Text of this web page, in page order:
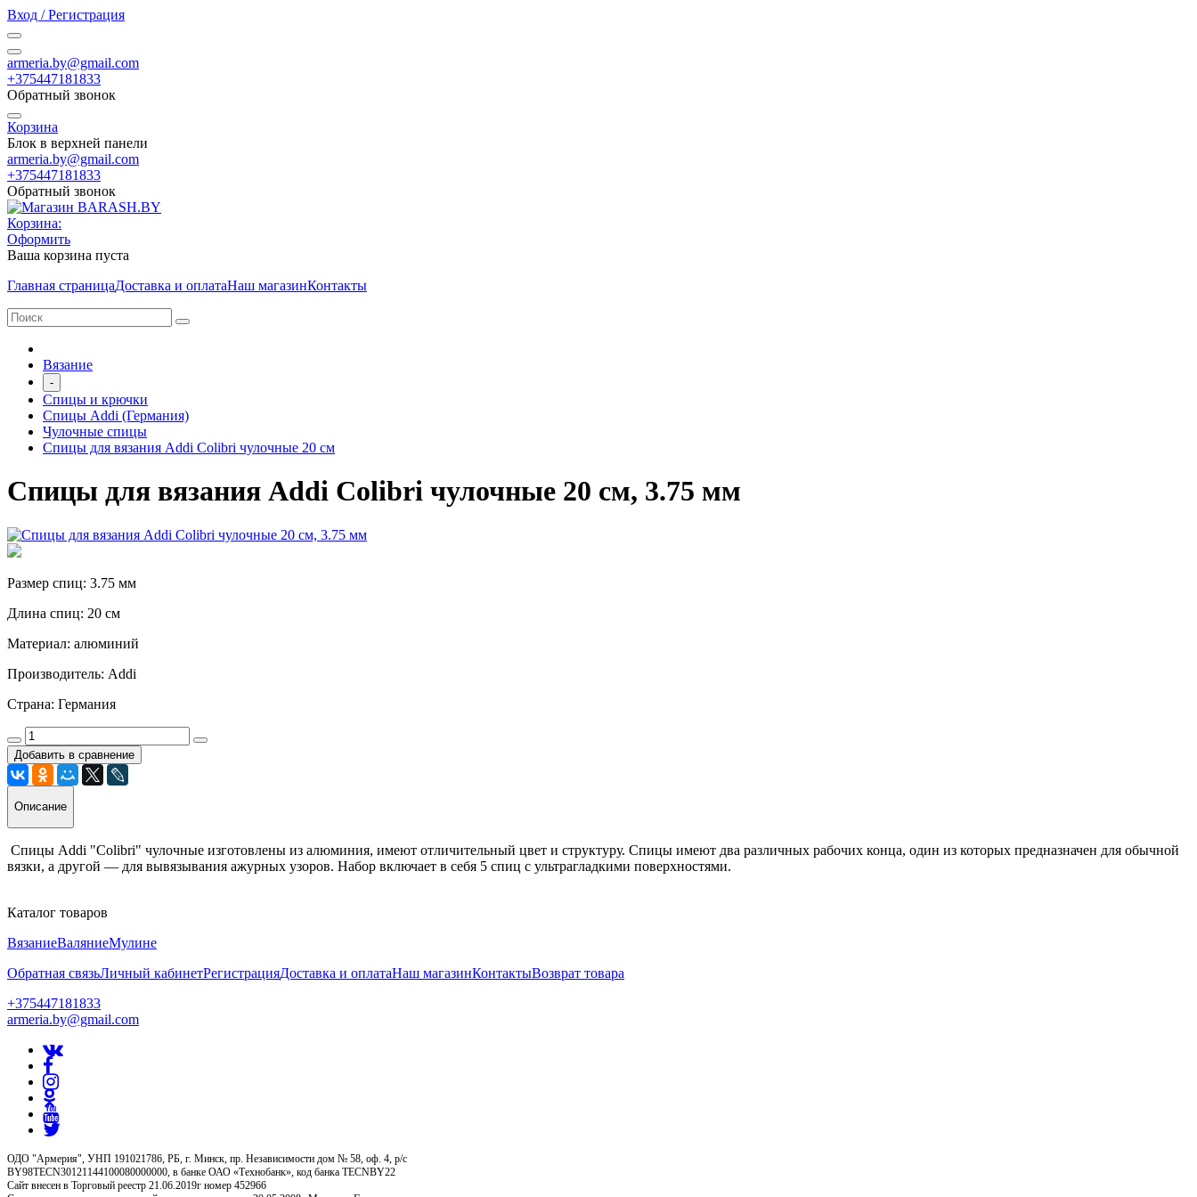
Вход / Регистрация
armeria.by@gmail.com
+375447181833
Обратный звонок
Корзина
Блок в верхней панели
armeria.by@gmail.com
+375447181833
Обратный звонок
Корзина:
Оформить
Ваша корзина пуста
Главная страницаДоставка и оплатаНаш магазинКонтакты
Вязание
-
Спицы и крючки
Спицы Addi (Германия)
Чулочные спицы
Спицы для вязания Addi Colibri чулочные 20 см
Спицы для вязания Addi Colibri чулочные 20 см, 3.75 мм
Размер спиц: 3.75 мм
Длина спиц: 20 см
Материал: алюминий
Производитель: Addi
Страна: Германия
Добавить в сравнение
Описание
Спицы Addi "Colibri" чулочные изготовлены из алюминия, имеют отличительный цвет и структуру. Спицы имеют два различных рабочих конца, один из которых предназначен для обычной
вязки, а другой — для вывязывания ажурных узоров. Набор включает в себя 5 спиц с ультрагладкими поверхностями.
Каталог товаров
ВязаниеВаляниеМулине
Обратная связьЛичный кабинетРегистрацияДоставка и оплатаНаш магазинКонтактыВозврат товара
+375447181833
armeria.by@gmail.com
ОДО "Армерия", УНП 191021786, РБ, г. Минск, пр. Независимости дом № 58, оф. 4, р/с
BY98TECN30121144100080000000, в банке ОАО «Технобанк», код банка TECNBY22
Сайт внесен в Торговый реестр 21.06.2019г номер 452966